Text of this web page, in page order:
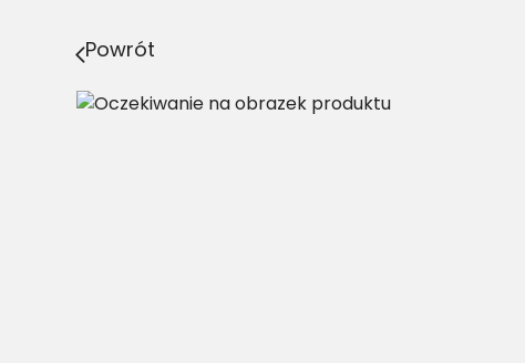
Powrót